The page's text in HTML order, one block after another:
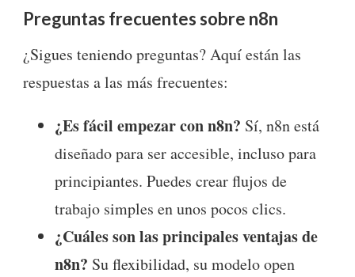
Preguntas frecuentes sobre n8n
¿Sigues teniendo preguntas? Aquí están las
respuestas a las más frecuentes:
¿Es fácil empezar con n8n? Sí, n8n está
diseñado para ser accesible, incluso para
principiantes. Puedes crear flujos de
trabajo simples en unos pocos clics.
¿Cuáles son las principales ventajas de
n8n? Su flexibilidad, su modelo open